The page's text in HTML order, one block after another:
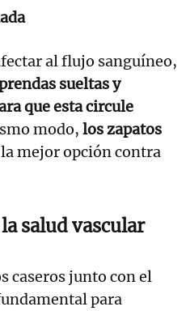
al flujo sanguíneo,
sueltas y
que esta circule
modo, los zapatos
mejor opción contra
salud vascular
caseros junto con el
para